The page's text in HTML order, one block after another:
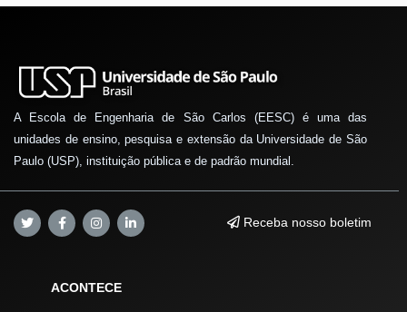
A Escola de Engenharia de São Carlos (EESC) é uma das
unidades de ensino, pesquisa e extensão da Universidade de São
Paulo (USP), instituição pública e de padrão mundial.
Receba nosso boletim
ACONTECE